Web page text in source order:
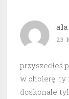
ala
23
przyszedłeś
w cholerę. ty
doskonale